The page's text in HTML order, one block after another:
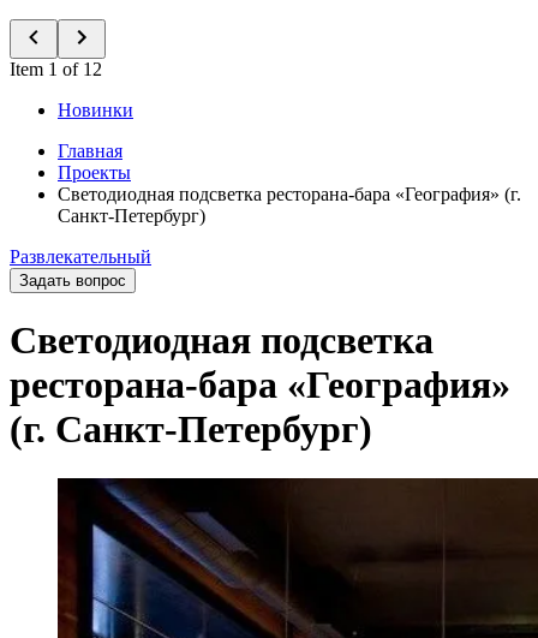
Item 1 of 12
Новинки
Главная
Проекты
Светодиодная подсветка ресторана-бара «География» (г.
Санкт-Петербург)
Развлекательный
Задать вопрос
Светодиодная подсветка
ресторана-бара «География»
(г. Санкт-Петербург)